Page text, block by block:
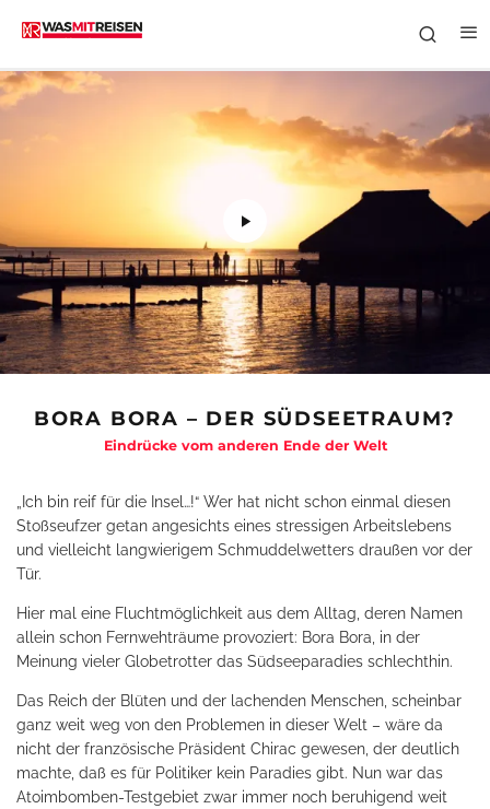
BORA BORA – DER SÜDSEETRAUM?
Eindrücke vom anderen Ende der Welt
„Ich bin reif für die Insel…!“ Wer hat nicht schon einmal diesen
Stoßseufzer getan angesichts eines stressigen Arbeitslebens
und vielleicht langwierigem Schmuddelwetters draußen vor der
Tür.
Hier mal eine Fluchtmöglichkeit aus dem Alltag, deren Namen
allein schon Fernwehträume provoziert: Bora Bora, in der
Meinung vieler Globetrotter das Südseeparadies schlechthin.
Das Reich der Blüten und der lachenden Menschen, scheinbar
ganz weit weg von den Problemen in dieser Welt – wäre da
nicht der französische Präsident Chirac gewesen, der deutlich
machte, daß es für Politiker kein Paradies gibt. Nun war das
Atoimbomben-Testgebiet zwar immer noch beruhigend weit